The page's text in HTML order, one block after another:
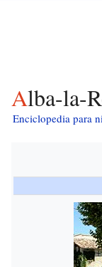
Alba-la-
Enciclopedia para